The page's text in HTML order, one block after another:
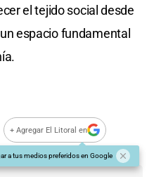
el tejido social desde
espacio fundamental
+ Agregar El Litoral en
a tus medios preferidos en Google